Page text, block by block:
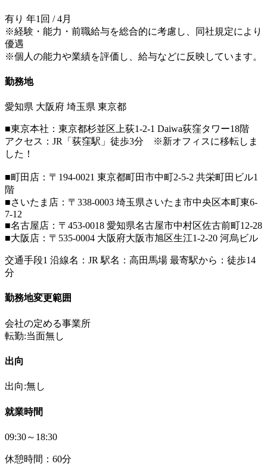
有り 年1回 / 4月
※経験・能力・前職給与を総合的に考慮し、同社規定により
優遇
※個人の能力や業績を評価し、給与などに反映しています。
勤務地
愛知県 大阪府 埼玉県 東京都
■東京本社：東京都杉並区上荻1-2-1 Daiwa荻窪タワー18階
アクセス：JR「荻窪駅」徒歩3分 ※新オフィスに移転しま
した！
■町田店：〒194-0021 東京都町田市中町2-5-2 共栄町田ビル1
階
■さいたま店：〒338-0003 埼玉県さいたま市中央区本町東6-
7-12
■名古屋店：〒453-0018 愛知県名古屋市中村区佐古前町12-28
■大阪店：〒535-0004 大阪府大阪市旭区生江1-2-20 河烏ビル
交通手段1 沿線名：JR 駅名：高田馬場 最寄駅から：徒歩14
分
勤務地変更範囲
会社の定める事業所
転勤:当面無し
出向
出向:無し
就業時間
09:30～18:30
休憩時間：60分